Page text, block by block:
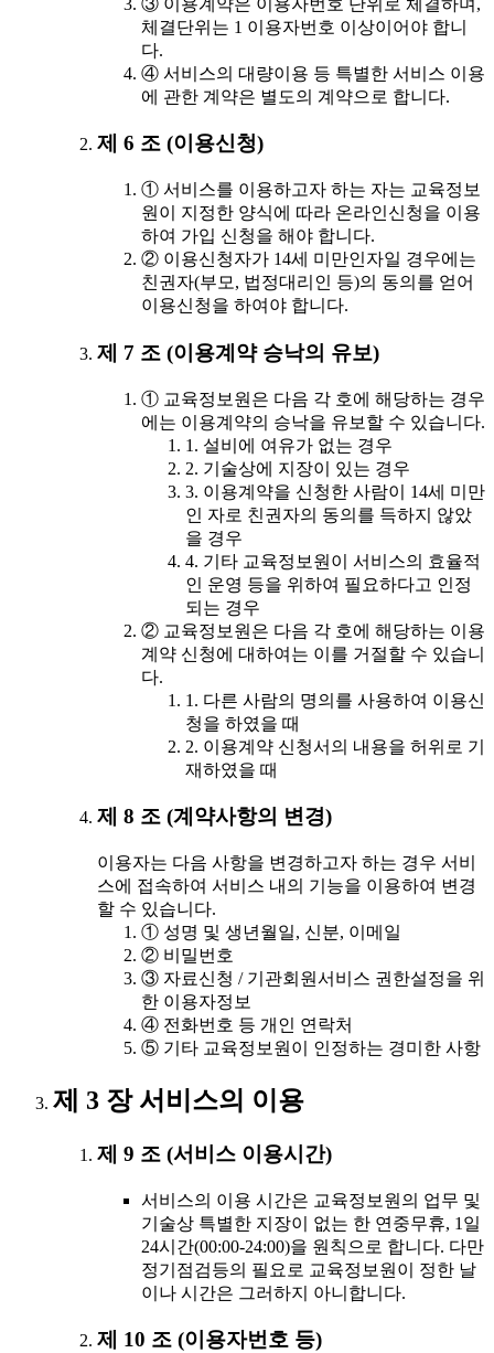
체결단위는 1 이용자번호 이상이어야 합니
다.
④ 서비스의 대량이용 등 특별한 서비스 이용
에 관한 계약은 별도의 계약으로 합니다.
제 6 조 (이용신청)
① 서비스를 이용하고자 하는 자는 교육정보
원이 지정한 양식에 따라 온라인신청을 이용
하여 가입 신청을 해야 합니다.
② 이용신청자가 14세 미만인자일 경우에는
친권자(부모, 법정대리인 등)의 동의를 얻어
이용신청을 하여야 합니다.
제 7 조 (이용계약 승낙의 유보)
① 교육정보원은 다음 각 호에 해당하는 경우
에는 이용계약의 승낙을 유보할 수 있습니다.
1. 설비에 여유가 없는 경우
2. 기술상에 지장이 있는 경우
3. 이용계약을 신청한 사람이 14세 미만
인 자로 친권자의 동의를 득하지 않았
을 경우
4. 기타 교육정보원이 서비스의 효율적
인 운영 등을 위하여 필요하다고 인정
되는 경우
② 교육정보원은 다음 각 호에 해당하는 이용
계약 신청에 대하여는 이를 거절할 수 있습니
다.
1. 다른 사람의 명의를 사용하여 이용신
청을 하였을 때
2. 이용계약 신청서의 내용을 허위로 기
재하였을 때
제 8 조 (계약사항의 변경)
이용자는 다음 사항을 변경하고자 하는 경우 서비
스에 접속하여 서비스 내의 기능을 이용하여 변경
할 수 있습니다.
① 성명 및 생년월일, 신분, 이메일
② 비밀번호
③ 자료신청 / 기관회원서비스 권한설정을 위
한 이용자정보
④ 전화번호 등 개인 연락처
⑤ 기타 교육정보원이 인정하는 경미한 사항
제 3 장 서비스의 이용
제 9 조 (서비스 이용시간)
서비스의 이용 시간은 교육정보원의 업무 및
기술상 특별한 지장이 없는 한 연중무휴, 1일
24시간(00:00-24:00)을 원칙으로 합니다. 다만
정기점검등의 필요로 교육정보원이 정한 날
이나 시간은 그러하지 아니합니다.
제 10 조 (이용자번호 등)